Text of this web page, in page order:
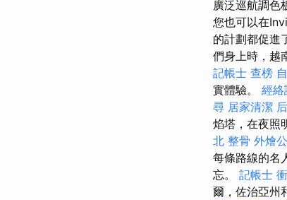
廣泛巡航調色
您也可以在
的計劃都促進
們身上時，越
記帳士 查榜
實體驗。 經絡
尋 居家清潔
焰塔，在夜照
北 整骨 外燴
每條路線的名
忘。 記帳士
爾，佐治亞州